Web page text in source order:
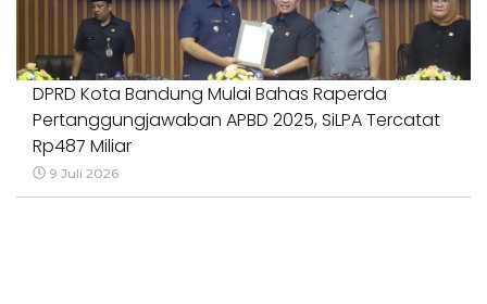
DPRD Kota Bandung Mulai Bahas Raperda
Pertanggungjawaban APBD 2025, SiLPA Tercatat
Rp487 Miliar
9 Juli 2026